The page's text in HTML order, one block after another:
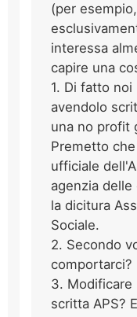
(per
interessa
capire una
1. Di fatto noi
avendolo
una no profit
Premetto
ufficiale
agenzia
la dicitura
Sociale.
2. Secondo
comportarci?
3. Modificare
scritta APS?